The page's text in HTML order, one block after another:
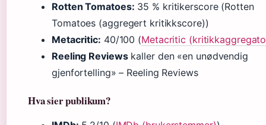
Rotten Tomatoes: 35 % kritikerscore (Rotten
Tomatoes (aggregert kritikkscore))
Metacritic: 40/100 (Metacritic
Reeling Reviewskaller den «en unødvendig
gjenfortelling» – Reeling Reviews
Hva sier publikum?